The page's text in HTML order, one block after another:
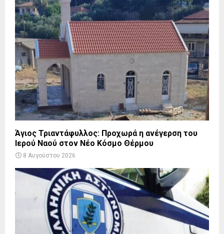
Άγιος Τριαντάφυλλος: Προχωρά η ανέγερση του
Ιερού Ναού στον Νέο Κόσμο Θέρμου
8 Αυγούστου 2026